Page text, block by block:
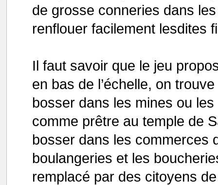
de grosse conneries dans
renflouer facilement lesdites
Il faut savoir que le jeu
en bas de l’échelle, on
bosser dans les mines ou
comme prêtre au temple de
bosser dans les commerces
boulangeries et les
remplacé par des citoyens